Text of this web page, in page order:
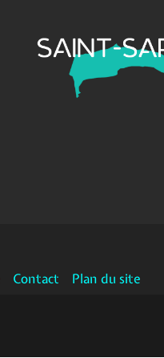
Contact Plan du site